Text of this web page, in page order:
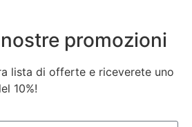
promozioni
lista di offerte e riceverete uno
10%!